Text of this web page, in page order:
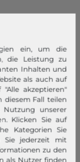
ein, um die
die Leistung zu
Inhalten und
als auch auf
akzeptieren"
diesem Fall teilen
unserer
Klicken Sie auf
Kategorien Sie
Sie jederzeit mit
zu den
als Nutzer finden